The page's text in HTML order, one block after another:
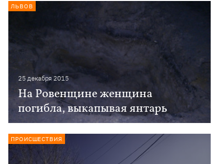
25 декабря 2015
На Ровенщине женщина
погибла, выкапывая янтарь
ЛЬВОВ
ПРОИСШЕСТВИЯ